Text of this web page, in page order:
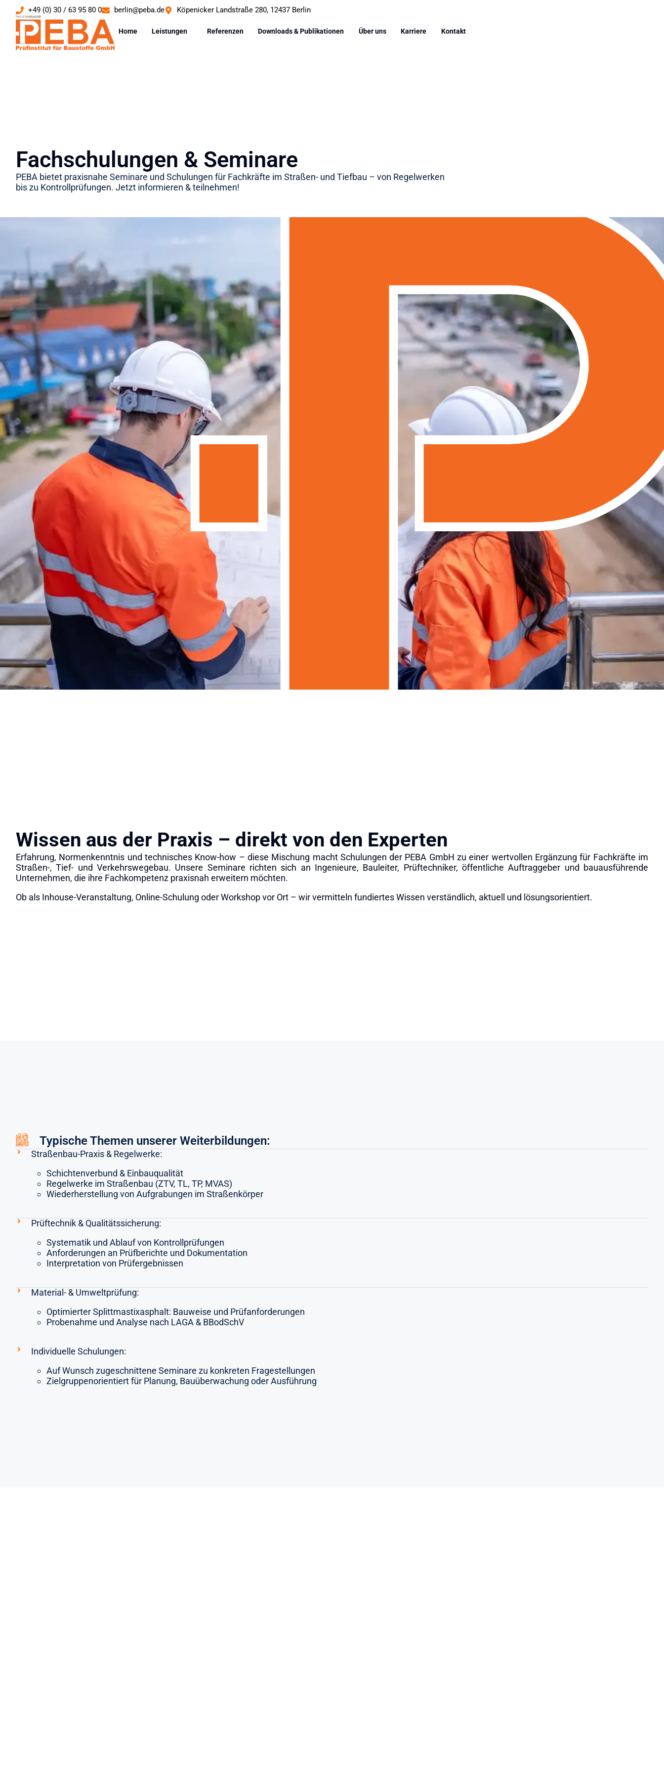
+49 (0) 30 / 63 95 80 0 berlin@peba.de Köpenicker Landstraße 280, 12437 Berlin
Home Leistungen Referenzen Downloads & Publikationen Über uns Karriere Kontakt
Fachschulungen & Seminare
PEBA bietet praxisnahe Seminare und Schulungen für Fachkräfte im Straßen- und Tiefbau – von Regelwerken
bis zu Kontrollprüfungen. Jetzt informieren & teilnehmen!
Wissen aus der Praxis – direkt von den Experten
Erfahrung, Normenkenntnis und technisches Know-how – diese Mischung macht Schulungen der PEBA GmbH zu einer wertvollen Ergänzung für Fachkräfte im
Straßen-, Tief- und Verkehrswegebau. Unsere Seminare richten sich an Ingenieure, Bauleiter, Prüftechniker, öffentliche Auftraggeber und bauausführende
Unternehmen, die ihre Fachkompetenz praxisnah erweitern möchten.
Ob als Inhouse-Veranstaltung, Online-Schulung oder Workshop vor Ort – wir vermitteln fundiertes Wissen verständlich, aktuell und lösungsorientiert.
Typische Themen unserer Weiterbildungen:
Straßenbau-Praxis & Regelwerke:
Schichtenverbund & Einbauqualität
Regelwerke im Straßenbau (ZTV, TL, TP, MVAS)
Wiederherstellung von Aufgrabungen im Straßenkörper
Prüftechnik & Qualitätssicherung:
Systematik und Ablauf von Kontrollprüfungen
Anforderungen an Prüfberichte und Dokumentation
Interpretation von Prüfergebnissen
Material- & Umweltprüfung:
Optimierter Splittmastixasphalt: Bauweise und Prüfanforderungen
Probenahme und Analyse nach LAGA & BBodSchV
Individuelle Schulungen:
Auf Wunsch zugeschnittene Seminare zu konkreten Fragestellungen
Zielgruppenorientiert für Planung, Bauüberwachung oder Ausführung